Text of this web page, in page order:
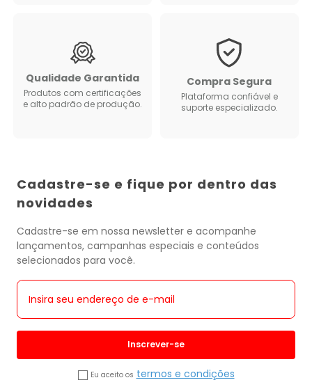
Qualidade Garantida
Produtos com certificações
e alto padrão de produção.
Compra Segura
Plataforma confiável e
suporte especializado.
Cadastre-se e fique por dentro das
novidades
Cadastre-se em nossa newsletter e acompanhe
lançamentos, campanhas especiais e conteúdos
selecionados para você.
Inscrever-se
Eu aceito os termos e condições